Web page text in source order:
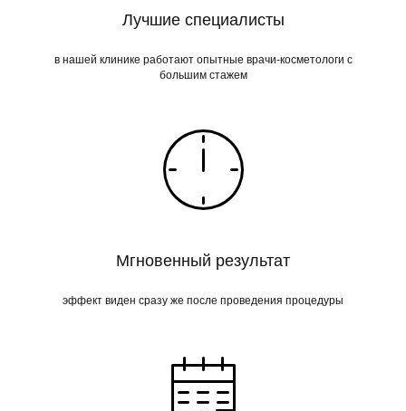
Лучшие специалисты
в нашей клинике работают опытные врачи-косметологи с
большим стажем
Мгновенный результат
эффект виден сразу же после проведения процедуры